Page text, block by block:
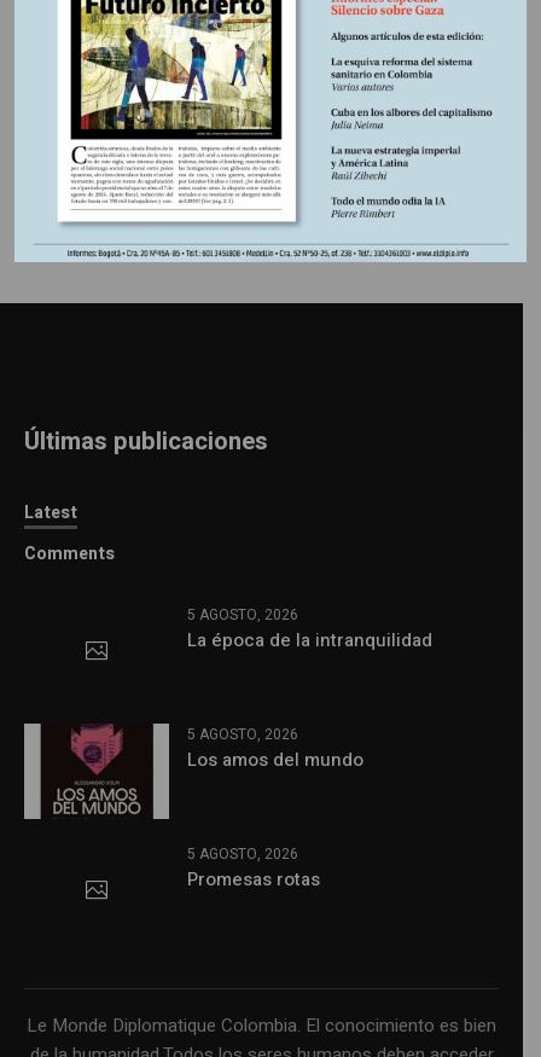
a un estado de emergencia calamitoso.
Información adicional
Últimas publicaciones
Latest
Comments
5 AGOSTO, 2026
La época de la intranquilidad
5 AGOSTO, 2026
Los amos del mundo
5 AGOSTO, 2026
Promesas rotas
Le Monde Diplomatique Colombia. El conocimiento es bien